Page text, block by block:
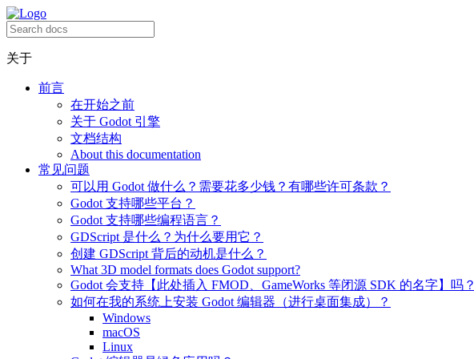
关于
前言
在开始之前
关于 Godot 引擎
文档结构
About this documentation
常见问题
可以用 Godot 做什么？需要花多少钱？有哪些许可条款？
Godot 支持哪些平台？
Godot 支持哪些编程语言？
GDScript 是什么？为什么要用它？
创建 GDScript 背后的动机是什么？
What 3D model formats does Godot support?
Godot 会支持【此处插入 FMOD、GameWorks 等闭源 SDK 的名字】吗？
如何在我的系统上安装 Godot 编辑器（进行桌面集成）？
Windows
macOS
Linux